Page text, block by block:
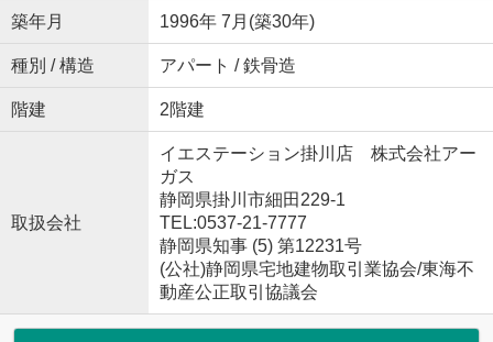
築年月 1996年 7月(築30年)
種別 / 構造 アパート / 鉄骨造
階建 2階建
取扱会社
イエステーション掛川店 株式会社アー
ガス
静岡県掛川市細田229-1
TEL:0537-21-7777
静岡県知事 (5) 第12231号
(公社)静岡県宅地建物取引業協会/東海不
動産公正取引協議会